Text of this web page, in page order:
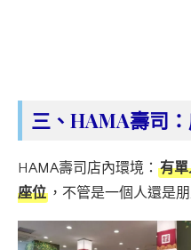
三、HAMA壽司
HAMA壽司店內環境： 有
座位 ，不管是一個人還是